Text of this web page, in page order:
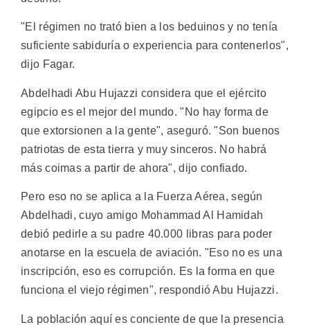
"El régimen no trató bien a los beduinos y no tenía
suficiente sabiduría o experiencia para contenerlos",
dijo Fagar.
Abdelhadi Abu Hujazzi considera que el ejército
egipcio es el mejor del mundo. "No hay forma de
que extorsionen a la gente", aseguró. "Son buenos
patriotas de esta tierra y muy sinceros. No habrá
más coimas a partir de ahora", dijo confiado.
Pero eso no se aplica a la Fuerza Aérea, según
Abdelhadi, cuyo amigo Mohammad Al Hamidah
debió pedirle a su padre 40.000 libras para poder
anotarse en la escuela de aviación. "Eso no es una
inscripción, eso es corrupción. Es la forma en que
funciona el viejo régimen", respondió Abu Hujazzi.
La población aquí es conciente de que la presencia